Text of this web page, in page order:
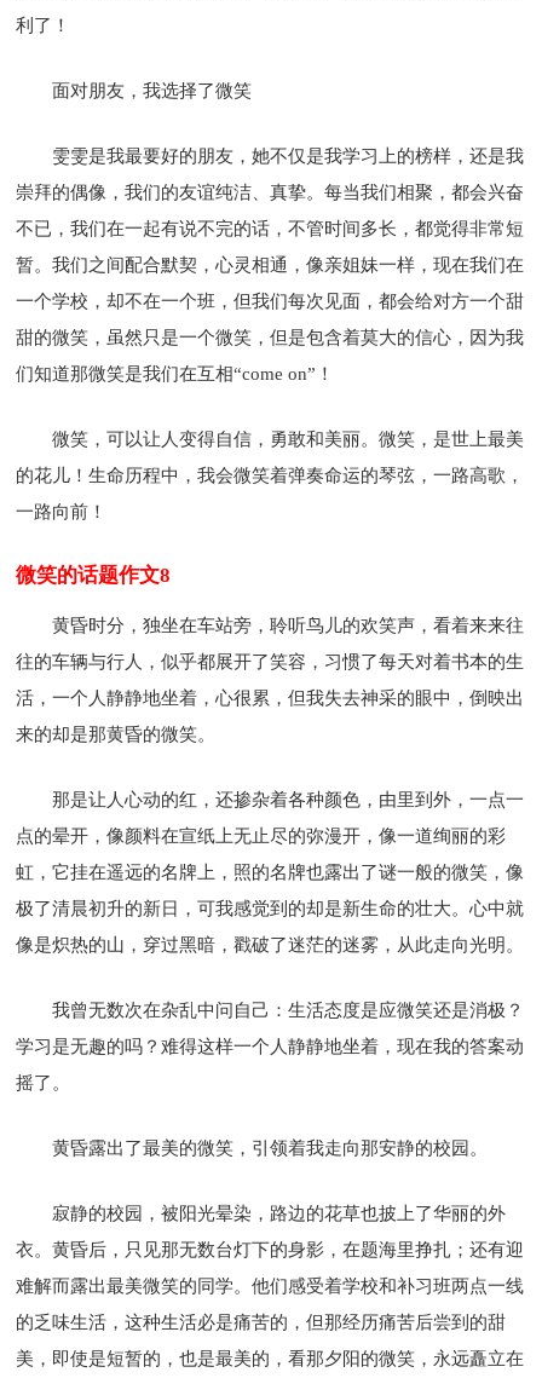
利了！
面对朋友，我选择了微笑
雯雯是我最要好的朋友，她不仅是我学习上的榜样，还是我
崇拜的偶像，我们的友谊纯洁、真挚。每当我们相聚，都会兴奋
不已，我们在一起有说不完的话，不管时间多长，都觉得非常短
暂。我们之间配合默契，心灵相通，像亲姐妹一样，现在我们在
一个学校，却不在一个班，但我们每次见面，都会给对方一个甜
甜的微笑，虽然只是一个微笑，但是包含着莫大的信心，因为我
们知道那微笑是我们在互相“come on”！
微笑，可以让人变得自信，勇敢和美丽。微笑，是世上最美
的花儿！生命历程中，我会微笑着弹奏命运的琴弦，一路高歌，
一路向前！
微笑的话题作文8
黄昏时分，独坐在车站旁，聆听鸟儿的欢笑声，看着来来往
往的车辆与行人，似乎都展开了笑容，习惯了每天对着书本的生
活，一个人静静地坐着，心很累，但我失去神采的眼中，倒映出
来的却是那黄昏的微笑。
那是让人心动的红，还掺杂着各种颜色，由里到外，一点一
点的晕开，像颜料在宣纸上无止尽的弥漫开，像一道绚丽的彩
虹，它挂在遥远的名牌上，照的名牌也露出了谜一般的微笑，像
极了清晨初升的新日，可我感觉到的却是新生命的壮大。心中就
像是炽热的山，穿过黑暗，戳破了迷茫的迷雾，从此走向光明。
我曾无数次在杂乱中问自己：生活态度是应微笑还是消极？
学习是无趣的吗？难得这样一个人静静地坐着，现在我的答案动
摇了。
黄昏露出了最美的微笑，引领着我走向那安静的校园。
寂静的校园，被阳光晕染，路边的花草也披上了华丽的外
衣。黄昏后，只见那无数台灯下的身影，在题海里挣扎；还有迎
难解而露出最美微笑的同学。他们感受着学校和补习班两点一线
的乏味生活，这种生活必是痛苦的，但那经历痛苦后尝到的甜
美，即使是短暂的，也是最美的，看那夕阳的微笑，永远矗立在